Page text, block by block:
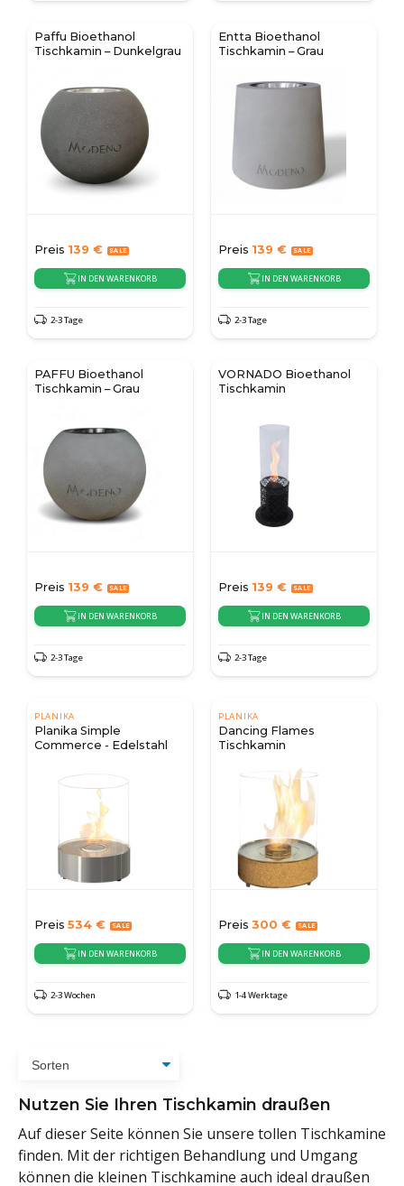
Paffu Bioethanol
Tischkamin – Dunkelgrau
Preis 139 €
IN DEN WARENKORB
2-3 Tage
Entta Bioethanol
Tischkamin – Grau
Preis 139 €
IN DEN WARENKORB
2-3 Tage
PAFFU Bioethanol
Tischkamin – Grau
Preis 139 €
IN DEN WARENKORB
2-3 Tage
VORNADO Bioethanol
Tischkamin
Preis 139 €
IN DEN WARENKORB
2-3 Tage
PLANIKA
Planika Simple
Commerce - Edelstahl
Preis 534 €
IN DEN WARENKORB
2-3 Wochen
PLANIKA
Dancing Flames
Tischkamin
Preis 300 €
IN DEN WARENKORB
1-4 Werktage
Nutzen Sie Ihren Tischkamin draußen
Auf dieser Seite können Sie unsere tollen Tischkamine
finden. Mit der richtigen Behandlung und Umgang
können die kleinen Tischkamine auch ideal draußen